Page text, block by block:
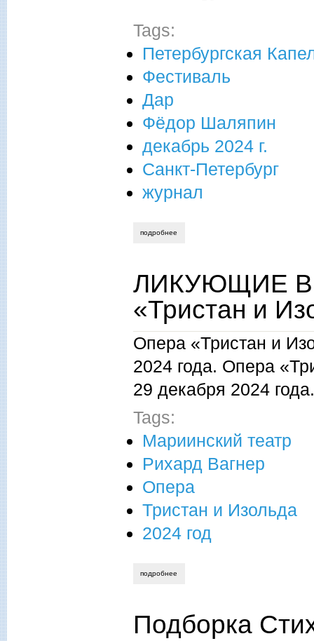
Tags:
Петербургская
Фестиваль
Дар
Фёдор Шаляпин
декабрь 2024 г.
Санкт-Петербург
журнал
подробнее
ЛИКУЮЩИЕ В
«Тристан и
Опера «Тристан и
2024 года. Опера
29 декабря 2024 года.
Tags:
Мариинский театр
Рихард Вагнер
Опера
Тристан и Изольда
2024 год
подробнее
Подборка